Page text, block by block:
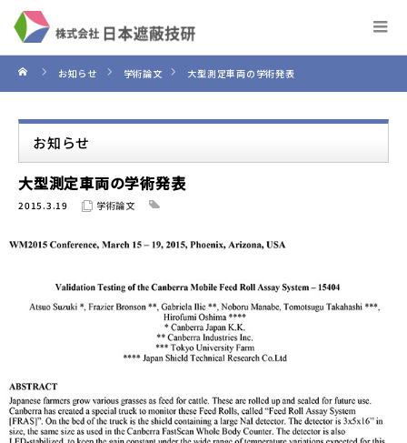
お知らせ 学術論文 大型測定車両の学術発表
お知らせ
大型測定車両の学術発表
2015.3.19 学術論文